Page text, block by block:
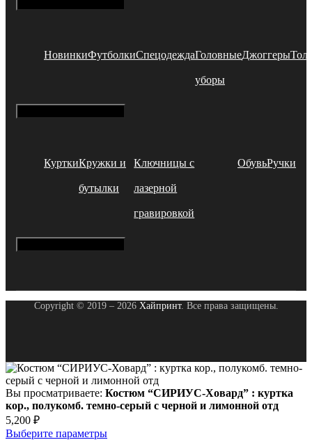
НовинкиФутболкиСпецодеждаГоловные
уборы
Джоггеры
КурткиКружки и
бутылки
Ключницы с
лазерной
гравировкой
ОбувьРучки
Copyright © 2019 – 2026 Хайпринт. Все права защищены.
Вы просматриваете: Костюм “СИРИУС-Ховард” : куртка
кор., полукомб. темно-серый с черной и лимонной отд
5,200 ₽
Выберите параметры